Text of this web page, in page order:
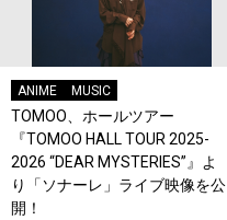
ANIME MUSIC
TOMOO、ホールツアー
『TOMOO HALL TOUR 2025-
2026 “DEAR MYSTERIES”』よ
り「ソナーレ」ライブ映像を公
開！